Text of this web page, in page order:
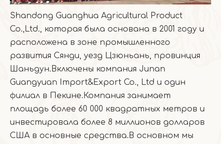
Shandong Guanghua Agricultural Product
Co.,Ltd., которая была основана в 2001 году и
расположена в зоне промышленного
развития Сянди, уезд Цзюньань, провинция
Шаньдун.Включены компания Junan
Guangyuan Import&Export Co., Ltd и один
филиал в Пекине.Компания занимает
площадь более 60 000 квадратных метров и
инвестировала более 8 миллионов долларов
США в основные средства.В основном мы